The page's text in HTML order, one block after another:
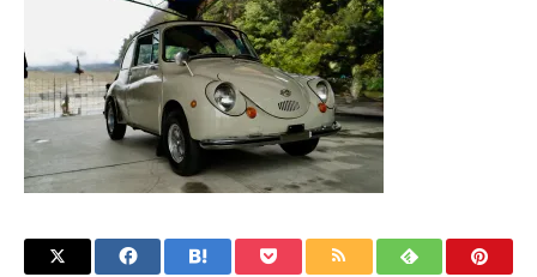
イギリス車
ENGLAND
ドイツ車
GERMANY